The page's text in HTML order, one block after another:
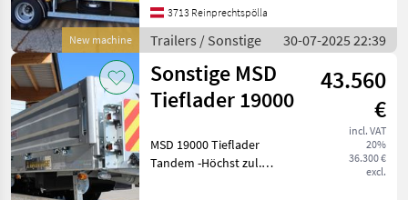
New machine
Ausstattung besticht. Zu
den herausragen
3713 Reinprechtspölla
Trailers / Sonstige 30-07-2025 22:39
Sonstige MSD
Tieflader 19000
43.560
€
incl. VAT
20%
36.300 €
excl.
MSD 19000 Tieflader
Tandem -Höchst zul.